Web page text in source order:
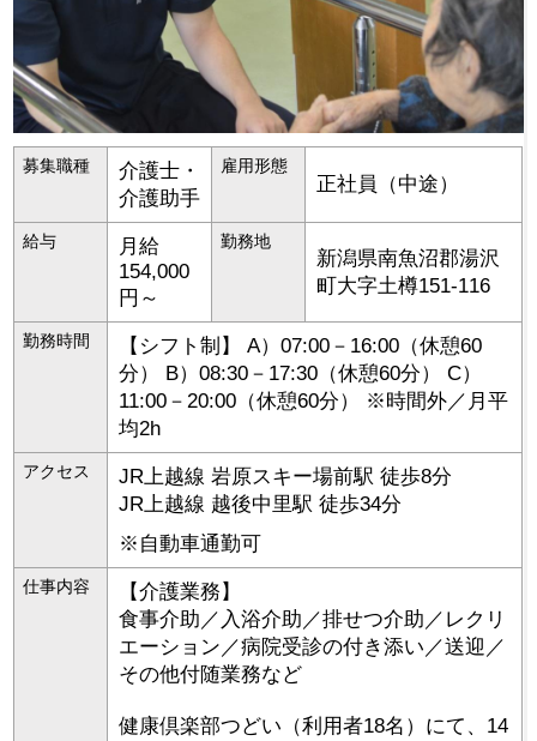
募集職種
介護士・
介護助手
雇用形態
正社員（中途）
給与
月給
154,000
円～
勤務地
新潟県南魚沼郡湯沢
町 大字土樽151-116
勤務時間
【シフト制】 A）07:00－16:00（休憩60
分） B）08:30－17:30（休憩60分） C）
11:00－20:00（休憩60分） ※時間外／月平
均2h
アクセス
JR上越線 岩原スキー場前駅 徒歩8分
JR上越線 越後中里駅 徒歩34分
※自動車通勤可
仕事内容
【介護業務】
食事介助／入浴介助／排せつ介助／レクリ
エーション／病院受診の付き添い／送迎／
その他付随業務など
健康倶楽部つどい（利用者18名）にて、14